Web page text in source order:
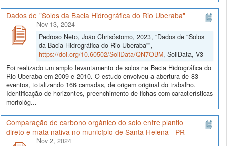
Dados de "Solos da Bacia Hidrográfica do Rio Uberaba"
Nov 13, 2024
Pedroso Neto, João Chrisóstomo, 2023, "Dados de "Solos
da Bacia Hidrográfica do Rio Uberaba"",
https://doi.org/10.60502/SoilData/QN7OBM, SoilData, V3
Foi realizado um amplo levantamento de solos na Bacia Hidrográfica do
Rio Uberaba em 2009 e 2010. O estudo envolveu a abertura de 83
eventos, totalizando 166 camadas, de origem original do trabalho.
Identificação de horizontes, preenchimento de fichas com características
morfológ...
Comparação de carbono orgânico do solo entre plantio
direto e mata nativa no município de Santa Helena - PR
Nov 2, 2024